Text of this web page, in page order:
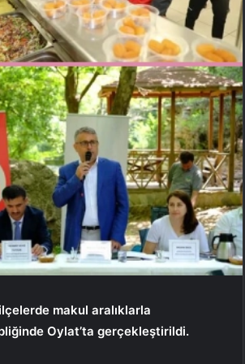
makul aralıklarla
Oylat’ta gerçekleştirildi.